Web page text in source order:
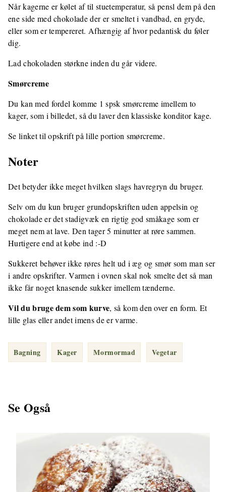
Når kagerne er kølet af til stuetemperatur, så pensl dem på den
ene side med chokolade der er smeltet i vandbad, en gryde,
eller som er tempereret. Afhængig af hvor pedantisk du føler
dig.
Lad chokoladen størkne inden du går videre.
Smørcreme
Du kan med fordel komme 1 spsk smørcreme imellem to
kager, som i billedet, så du laver den klassiske konditor kage.
Se linket til opskrift på lille portion smørcreme.
Noter
Det betyder ikke meget hvilken slags havregryn du bruger.
Selv om du kun bruger grundopskriften uden appelsin og
chokolade er det stadigvæk en rigtig god småkage som er
meget nem at lave. Den tager 5 minutter at røre sammen.
Hurtigere end at købe ind :-D
Sukkeret behøver ikke røres helt ud i æg og smør som man ser
i andre opskrifter. Varmen i ovnen skal nok smelte det så man
ikke får noget knasende sukker imellem tænderne.
Vil du bruge dem som kurve, så kom den over en form. Et
lille glas eller andet imens de er varme.
Bagning Kager Mormormad Vegetar
Se Også